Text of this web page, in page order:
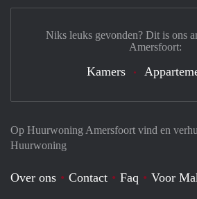
Op Huurwoning Amersfoort vind en
Huurwoning
Over ons Contact Faq
Voor
Niks leuks gevonden? Dit is ons
Amersfoort:
Kamers